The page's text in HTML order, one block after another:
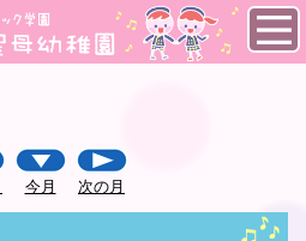
今月 次の月